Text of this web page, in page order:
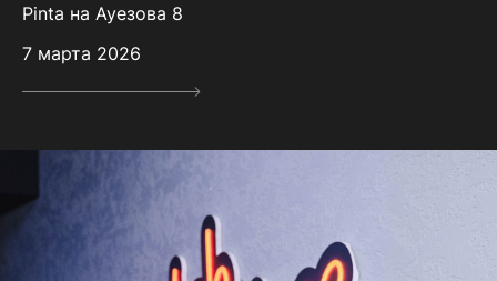
Pinta на Ауезова 8
7 марта 2026